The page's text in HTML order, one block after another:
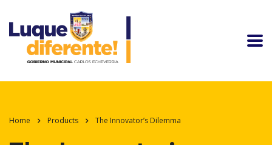
Home Products The Innovator’s Dilemma